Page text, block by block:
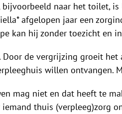
bijvoorbeeld naar het toilet,
afgelopen jaar een
kan hij zonder toezicht en
Door de vergrijzing groeit
willen ontvangen.
mag niet en dat heeft te
iemand thuis (verpleeg)zorg